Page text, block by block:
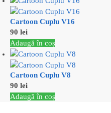
Cartoon Cuplu V16
90 lei
Adaugă în coș
Cartoon Cuplu V8
90 lei
Adaugă în coș